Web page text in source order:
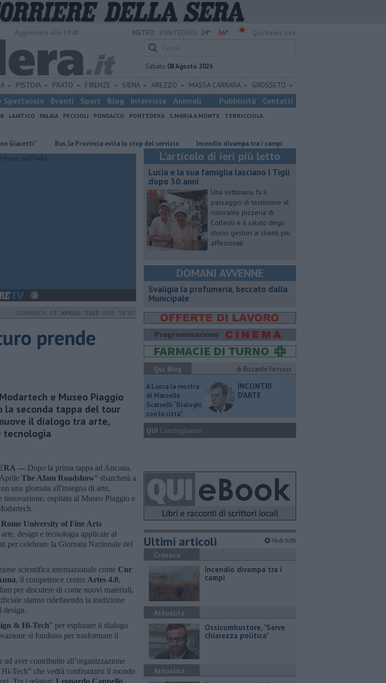
METEO: 24° 36°
Sabato 08 Agosto 2026
PISTOIA PRATO FIRENZE SIENA AREZZO MASSA CARRARA GROSSETO
Spettacolo Eventi Sport Blog Interviste Animali Pubblicità Contatti
LAJATICO PALAIA PECCIOLI PONSACCO PONTEDERA S.MARIA A MONTE
TERRICCIOLA
Bus, la Provincia evita lo stop del servizio Incendio divampa tra i campi Ossicombustore, "Serve chiarezza
DOMENICA 13 APRILE 2025 ORE 19:30
prende
e Museo Piaggio
la seconda tappa del tour
il dialogo tra arte,
tecnologia
— Dopo la prima tappa ad Ancona,
The Afam Roadshow” sbarcherà a
una giornata all'insegna di arte,
innovazione, ospitata al Museo Piaggio e
Rome University of Fine Arts
design e tecnologia applicate al
per celebrare la Giornata Nazionale del
scientifica internazionale come Cnr
, il competence center Artes 4.0,
per discutere di come nuovi materiali,
stanno ridefinendo la tradizione
design.
& Hi-Tech” per esplorare il dialogo
si fondono per trasformare il
ad aver contribuito all’organizzazione
Tech” che vedrà confrontarsi il mondo
Tra i relatori: Leonardo Cappello
L'articolo di ieri più letto
Lucia e la sua famiglia lasciano I Tigli
dopo 30 anni
Una settimana fa il
passaggio di testimone al
ristorante pizzeria di
Colleoli e il saluto degli
storici gestori ai clienti più
affezionati
DOMANI AVVENNE
Svaligia la profumeria, beccato dalla
Municipale
Qui Blog
di Riccardo Ferrucci
A Lucca la mostra
di Marcello
Scarselli “Dialoghi
con la città"
INCONTRI
D'ARTE
QUI Condoglianze
Ultimi articoli Vedi tutti
Cronaca
Incendio divampa tra i
campi
Attualità
Ossicombustore, "Serve
chiarezza politica"
Attualità